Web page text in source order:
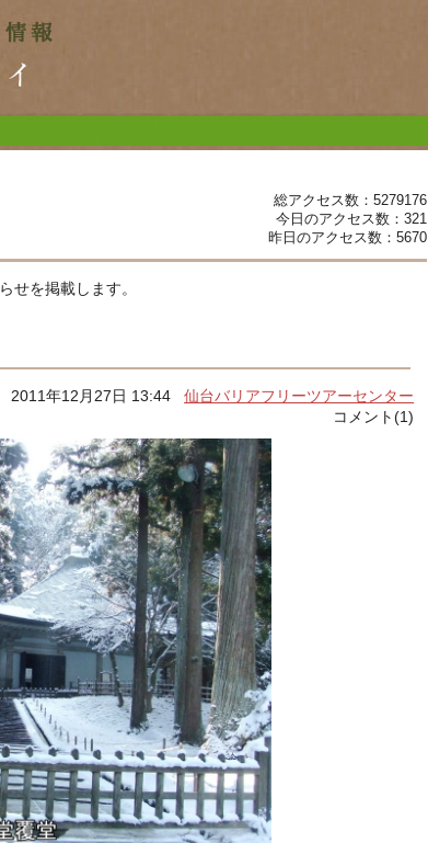
総アクセス数：5279176
今日のアクセス数：321
昨日のアクセス数：5670
せを掲載します。
2011年12月27日 13:44仙台バリアフリーツアーセンター
コメント(1)